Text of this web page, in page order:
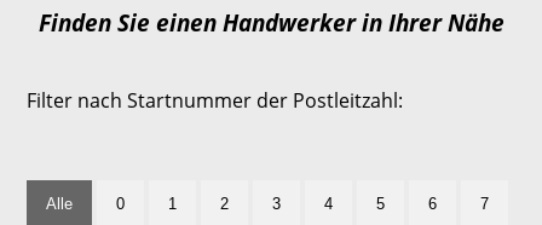
Finden Sie einen Handwerker in Ihrer Nähe
Filter nach Startnummer der Postleitzahl:
Alle 0 1 2 3 4 5 6 7